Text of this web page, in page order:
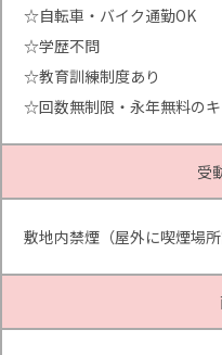
☆自転車・バイク通勤OK
☆学歴不問
☆教育訓練制度あり
☆回数無制限・永年無料の
受
敷地内禁煙（屋外に喫煙場所